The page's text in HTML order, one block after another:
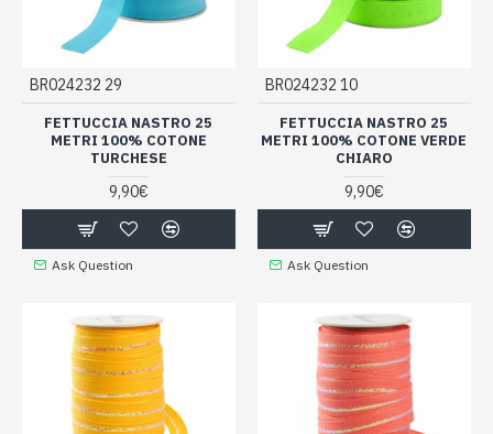
BR024232 29
FETTUCCIA NASTRO 25
METRI 100% COTONE
TURCHESE
9,90€
Ask Question
BR024232 10
FETTUCCIA NASTRO 25
METRI 100% COTONE VERDE
CHIARO
9,90€
Ask Question